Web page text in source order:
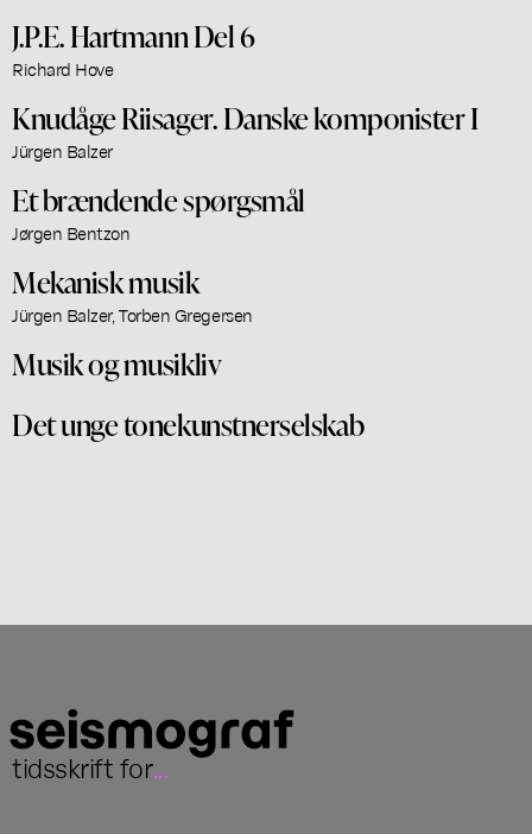
J.P.E. Hartmann Del 6
Richard Hove
Knudåge Riisager. Danske komponister I
Jürgen Balzer
Et brændende spørgsmål
Jørgen Bentzon
Mekanisk musik
Jürgen Balzer, Torben Gregersen
Musik og musikliv
Det unge tonekunstnerselskab
tidsskrift for...